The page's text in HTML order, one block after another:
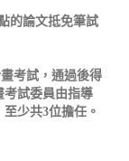
的論文抵免筆試
考試，通過後得
考試委員由指導
少共3位擔任。